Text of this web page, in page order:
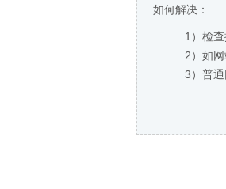
如何解决：
1）检查
2）如
3）普